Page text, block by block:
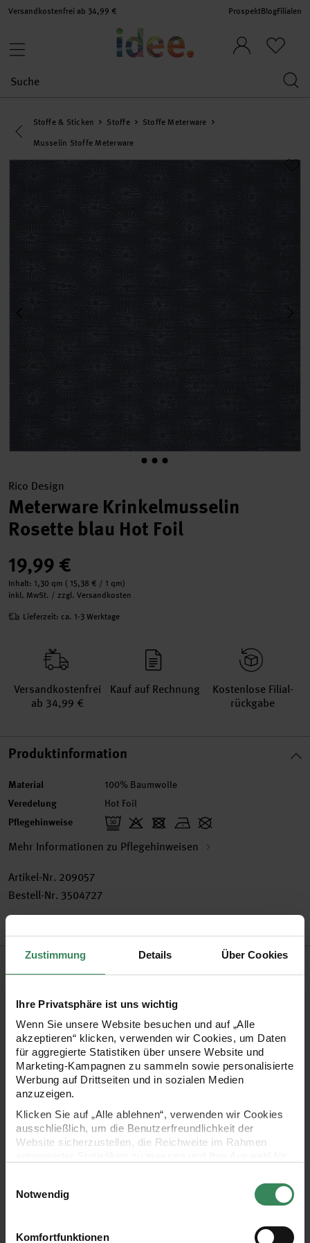
Zustimmung Details Über Cookies
Ihre Privatsphäre ist uns wichtig
Wenn Sie unsere Website besuchen und auf „Alle
akzeptieren“ klicken, verwenden wir Cookies, um Daten
für aggregierte Statistiken über unsere Website und
Marketing-Kampagnen zu sammeln sowie personalisierte
Werbung auf Drittseiten und in sozialen Medien
anzuzeigen.
Klicken Sie auf „Alle ablehnen“, verwenden wir Cookies
ausschließlich, um die Benutzerfreundlichkeit der
Website sicherzustellen, die Reichweite im Rahmen
Ihre Einwilligung ist freiwillig und kann jederzeit über den
Link „Cookie-Einstellungen“ im Fußbereich der Seite
verwendeten Technologien und den Empfängern der
Notwendig
Komfortfunktionen
Versandkostenfrei ab 34,99 € ProspektBlogFilialen
Eine Kategorie zurück navigieren
Stoffe & Sticken Stoffe
Stoffe Meterware
Musselin Stoffe Meterware
Rico Design
Meterware Krinkelmusselin
Rosette blau Hot Foil
19,99 €
Inhalt: 1,30 qm ( 15,38 € / 1 qm)
inkl. MwSt. / zzgl. Versandkosten
Lieferzeit: ca. 1-3 Werktage
Versand­kosten­frei
ab 34,99 €
Kauf auf Rechnung
Kosten­lose Filial­
rückgabe
Produktinformation
Material 100% Baumwolle
Veredelung Hot Foil
Pflegehinweise
Mehr Informationen zu Pflegehinweisen
Artikel-Nr. 209057
Bestell-Nr. 3504727
Produktbeschreibung
Eigenschaften dem bekannten glatten Musselin,
unterscheidet sich jedoch durch seine starke Faltenoptik,
dem „Crinkle Look“. Daher auch der Name Krinkelmusselin.
Diese Stoffqualität besteht aus 100% Baumwolle. Der
Baumwollstoff mit Hot Foil Veredelung hat eine Grammatur
von 130 g/m², die sich beispielsweise für gemütliche Shorts,
lässige Kleider und kuschelige Tücher eignet.
Druckstoff aus 100% doppellagigem Baumwoll-Musselin
Veredelung: Hot Foil